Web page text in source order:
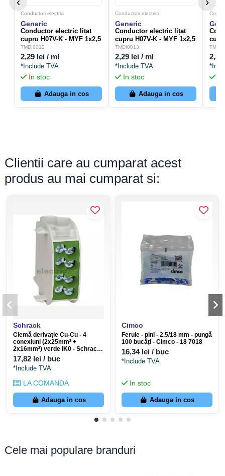
Conductori electrici
Generic
Conductor electric lițat
cupru H07V-K - MYF 1x2,5
mm² - albastru
TMDI0012
2,29 lei / ml
*Include TVA
In stoc
Adauga in cos
Conductori electrici
Generic
Conductor electric lițat
cupru H07V-K - MYF 1x2,5
mm² - verde-galben
TMDI0013
2,29 lei / ml
*Include TVA
In stoc
Adauga in cos
In
Clientii care au cumparat acest
produs au mai cumparat si:
Schrack
Clemă derivație Cu-Cu - 4
conexiuni (2x25mm² +
2x16mm²) verde IK0 - Schrack
IK026130
17,82 lei / buc
*Include TVA
LA COMANDA
Adauga in cos
Cimco
Ferule - pini - 2.5/18 mm - pungă
100 bucăți - Cimco - 18 7018
16,34 lei / buc
*Include TVA
In stoc
Adauga in cos
Cele mai populare branduri